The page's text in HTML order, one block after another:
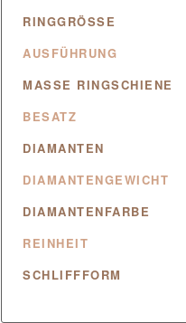
RINGGRÖSSE
AUSFÜHRUNG
MASSE RINGSCHIENE
BESATZ
DIAMANTEN
DIAMANTENGEWICHT
DIAMANTENFARBE
REINHEIT
SCHLIFFFORM